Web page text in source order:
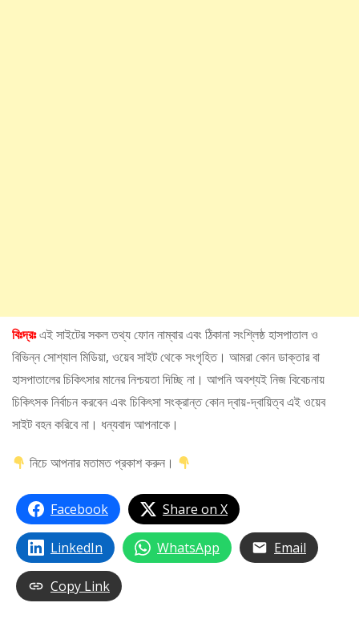
বিঃদ্রঃএই সাইটের সকল তথ্য ফোন নাম্বার এবং ঠিকানা সংশ্লিষ্ঠ হাসপাতাল ও
বিভিন্ন সোশ্যাল মিডিয়া, ওয়েব সাইট থেকে সংগৃহিত। আমরা কোন ডাক্তার বা
হাসপাতালের চিকিৎসার মানের নিশ্চয়তা দিচ্ছি না। আপনি অবশ্যই নিজ বিবেচনায়
চিকিৎসক নির্বাচন করবেন এবং চিকিৎসা সংক্রান্ত কোন দ্বায়-দ্বায়িত্ব এই ওয়েব
সাইট বহন করিবে না। ধন্যবাদ আপনাকে।
নিচে আপনার মতামত প্রকাশ করুন।
Facebook Share on X
LinkedIn WhatsApp Email
Copy Link